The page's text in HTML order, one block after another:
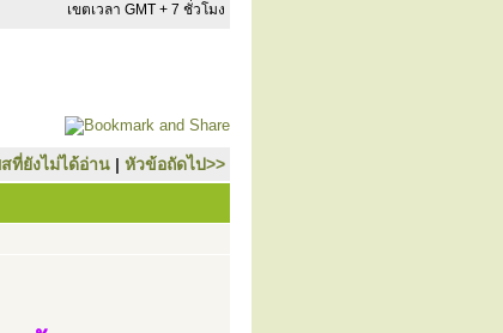
เขตเวลา GMT + 7 ชั่วโมง
ที่ยังไม่ได้อ่าน | หัวข้อถัดไป>>